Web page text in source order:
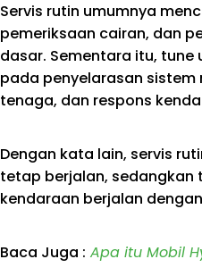
Servis rutin umumnya
pemeriksaan cairan, dan
dasar. Sementara itu,
pada penyelarasan
tenaga, dan respons
Dengan kata lain, servis
tetap berjalan, sedangkan
kendaraan berjalan
Baca Juga : Apa itu Mobil